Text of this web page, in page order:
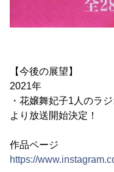
【今後の展望】
2021年
・花嬢舞妃子1人のラ
より放送開始決定！
作品ページ
https://